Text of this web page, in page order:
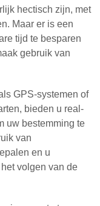
hectisch zijn, met
Maar er is een
tijd te besparen
gebruik van
GPS-systemen of
bieden u real-
uw bestemming te
van
en u
volgen van de